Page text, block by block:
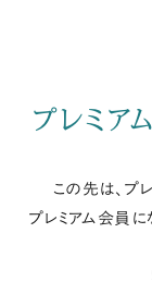
プレミア
この先は、プ
プレミアム会員に